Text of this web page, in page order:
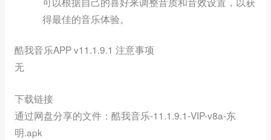
得最佳的音乐体验。
酷我音乐APP v11.1.9.1 注意事项
无
下载链接
通过网盘分享的文件：酷我音乐-11.1.9.1-VIP-v8a-东
明.apk